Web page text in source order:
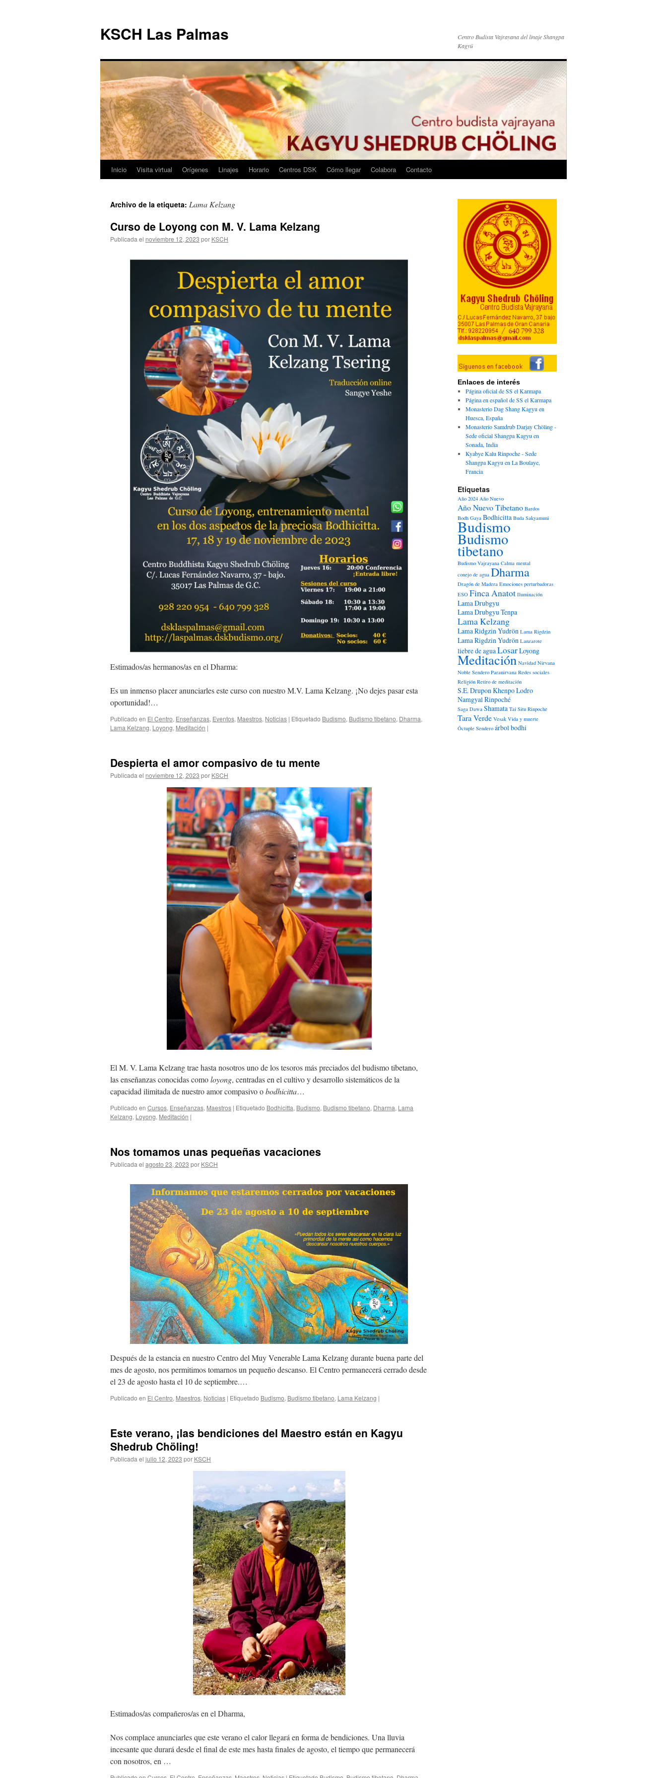
KSCH Las Palmas
Centro Budista Vajrayana del linaje Shangpa
Kagyü
Saltar
contenido
Inicio Visita virtual Orígenes Linajes Horario Centros DSK Cómo llegar Colabora Contacto
Archivo de la etiqueta: Lama Kelzang
Curso de Loyong con M. V. Lama Kelzang
Publicada el noviembre 12, 2023 por KSCH
Estimados/as hermanos/as en el Dharma:
Es un inmenso placer anunciarles este curso con nuestro M.V. Lama Kelzang. ¡No dejes pasar esta
oportunidad!…
Publicado en El Centro, Enseñanzas, Eventos, Maestros, Noticias | Etiquetado Budismo, Budismo tibetano, Dharma,
Lama Kelzang, Loyong, Meditación |
Despierta el amor compasivo de tu mente
Publicada el noviembre 12, 2023 por KSCH
El M. V. Lama Kelzang trae hasta nosotros uno de los tesoros más preciados del budismo tibetano,
las enseñanzas conocidas comoloyong, centradas en el cultivo y desarrollo sistemáticos de la
capacidad ilimitada de nuestro amor compasivo obodhicitta…
Publicado en Cursos, Enseñanzas, Maestros | Etiquetado Bodhicitta, Budismo, Budismo tibetano, Dharma, Lama
Kelzang, Loyong, Meditación |
Nos tomamos unas pequeñas vacaciones
Publicada el agosto 23, 2023 por KSCH
Después de la estancia en nuestro Centro del Muy Venerable Lama Kelzang durante buena parte del
mes de agosto, nos permitimos tomarnos un pequeño descanso. El Centro permanecerá cerrado desde
el 23 de agosto hasta el 10 de septiembre.…
Publicado en El Centro, Maestros, Noticias | Etiquetado Budismo, Budismo tibetano, Lama Kelzang |
Este verano, ¡las bendiciones del Maestro están en Kagyu
Shedrub Chöling!
Publicada el julio 12, 2023 por KSCH
Estimados/as compañeros/as en el Dharma,
Nos complace anunciarles que este verano el calor llegará en forma de bendiciones. Una lluvia
incesante que durará desde el final de este mes hasta finales de agosto, el tiempo que permanecerá
con nosotros, en …
Enlaces de interés
Página oficial de SS el Karmapa
Página en español de SS el Karmapa
Monasterio Dag Shang Kagyu en
Huesca, España
Monasterio Samdrub Darjay Chöling -
Sede oficial Shangpa Kagyu en
Sonada, India
Kyabye Kalu Rinpoche - Sede
Shangpa Kagyu en La Boulaye,
Francia
Etiquetas
Año 2024 Año Nuevo
Año Nuevo Tibetano Bardos
Bodh Gaya Bodhicitta Buda Sakyamuni
Budismo
Budismo
tibetano
Budismo Vajrayana Calma mental
conejo de agua Dharma
Dragón de Madera Emociones perturbadoras
ESO Finca Anatot Iluminación
Lama Drubgyu
Lama Drubgyu Tenpa
Lama Kelzang
Lama Ridgzin Yudrön Lama Rigdzin
Lama Rigdzin Yudrön Lanzarote
liebre de agua LosarLoyong
Meditación Navidad Nirvana
Noble Sendero Paranirvana Redes sociales
Religión Retiro de meditación
S.E. Drupon Khenpo Lodro
Namgyal Rinpoché
Saga Dawa Shamata Tai Situ Rinpoche
Tara Verde Vesak Vida y muerte
Óctuple Sendero árbol bodhi